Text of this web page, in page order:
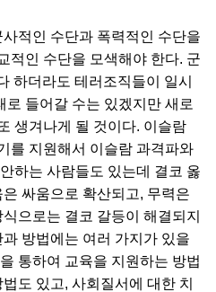
적인 수단과 폭력적인 수단을
적인 수단을 모색해야 한다. 군
하더라도 테러조직들이 일시
들어갈 수는 있겠지만 새로
생겨나게 될 것이다. 이슬람
를 지원해서 이슬람 과격파와
하는 사람들도 있는데 결코 옳
싸움으로 확산되고, 무력은
으로는 결코 갈등이 해결되지
방법에는 여러 가지가 있을
통하여 교육을 지원하는 방법
도 있고, 사회질서에 대한 치